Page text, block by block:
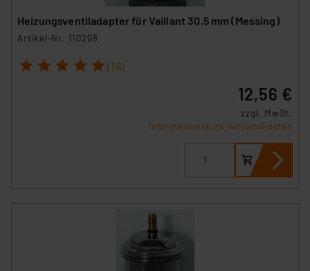
Heizungsventiladapter für Vaillant 30,5 mm (Messing)
Artikel-Nr. 110208
1 2 3 4 5 (18)
12,56 €
zzgl. MwSt.
Informationen zu Versandkosten